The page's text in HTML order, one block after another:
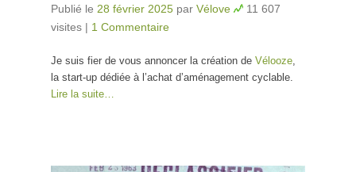
Publié le 28 février 2025 par Vélove
11 607
visites | 1 Commentaire
Je suis fier de vous annoncer la création de Vélooze,
la start-up dédiée à l’achat d’aménagement cyclable.
Lire la suite…